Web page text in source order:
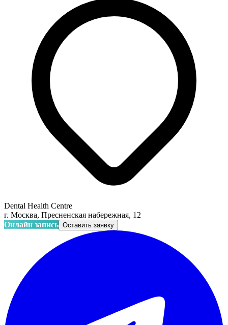
Dental Health Centre
г. Москва, Пресненская набережная, 12
Онлайн запись Оставить заявку